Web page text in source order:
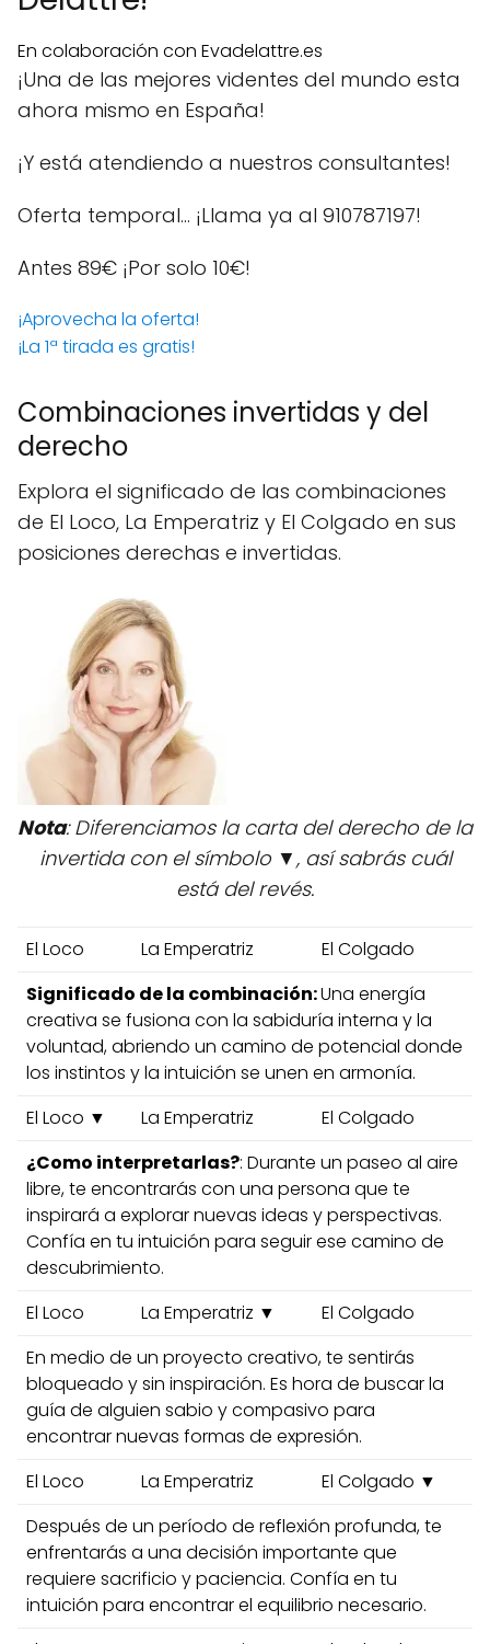
En colaboración con Evadelattre.es
¡Una de las mejores videntes del mundo esta
ahora mismo en España!
¡Y está atendiendo a nuestros consultantes!
Oferta temporal… ¡Llama ya al 910787197!
Antes 89€ ¡Por solo 10€!
¡Aprovecha la oferta!
¡La 1ª tirada es gratis!
Combinaciones invertidas y del
derecho
Explora el significado de las combinaciones
de El Loco, La Emperatriz y El Colgado en sus
posiciones derechas e invertidas.
Nota: Diferenciamos la carta del derecho de la
invertida con el símbolo ▼, así sabrás cuál
está del revés.
El Loco La Emperatriz
El Colgado
Significado de la combinación:Una energía
creativa se fusiona con la sabiduría interna y la
voluntad, abriendo un camino de potencial donde
los instintos y la intuición se unen en armonía.
El Loco ▼
La Emperatriz
El Colgado
¿Como interpretarlas?: Durante un paseo al aire
libre, te encontrarás con una persona que te
inspirará a explorar nuevas ideas y perspectivas.
Confía en tu intuición para seguir ese camino de
descubrimiento.
El Loco
La Emperatriz ▼
El Colgado
En medio de un proyecto creativo, te sentirás
bloqueado y sin inspiración. Es hora de buscar la
guía de alguien sabio y compasivo para
encontrar nuevas formas de expresión.
El Loco
La Emperatriz
El Colgado ▼
Después de un período de reflexión profunda, te
enfrentarás a una decisión importante que
requiere sacrificio y paciencia. Confía en tu
intuición para encontrar el equilibrio necesario.